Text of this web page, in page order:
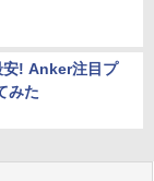
! Anker注目プ
みた